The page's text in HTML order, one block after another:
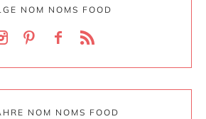
NOM NOMS FOOD
NOM NOMS FOOD